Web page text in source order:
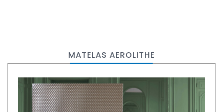
MATELAS AEROLITHE